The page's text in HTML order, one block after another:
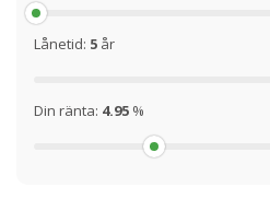
Lånetid: 5 år
Din ränta: 4.95 %